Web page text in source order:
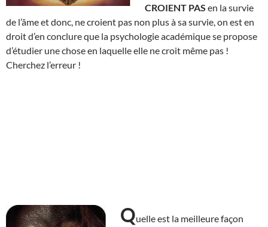
CROIENT PAS en la survie
de l’âme et donc, ne croient pas non plus à sa survie, on est en
droit d’en conclure que la psychologie académique se propose
d’étudier une chose en laquelle elle ne croit même pas !
Cherchez l’erreur !
Quelle est la meilleure façon